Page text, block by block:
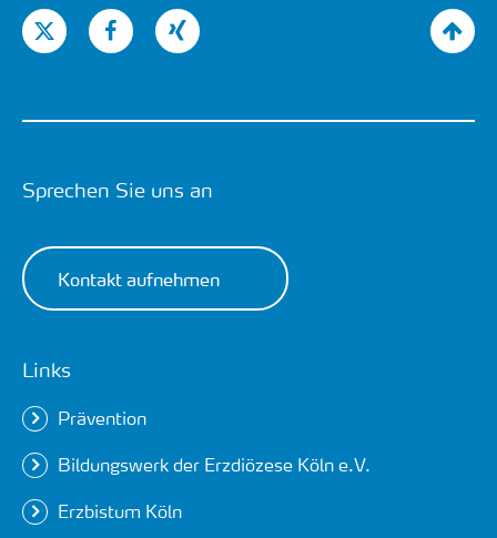
Sprechen Sie uns an
Kontakt aufnehmen
Links
Prävention
Bildungswerk der Erzdiözese Köln e.V.
Erzbistum Köln